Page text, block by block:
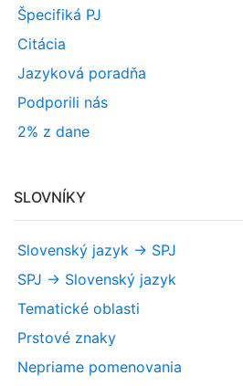
Špecifiká PJ
Citácia
Jazyková poradňa
Podporili nás
2% z dane
SLOVNÍKY
Slovenský jazyk -> SPJ
SPJ -> Slovenský jazyk
Tematické oblasti
Prstové znaky
Nepriame pomenovania